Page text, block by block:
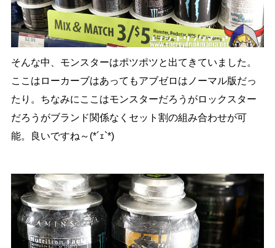
そんな中、モンスターはポツポツと出てきていました。
ここはローカーブはあってもアブゼロはノーマル版だっ
たり。ちなみにここはモンスターだろうがロックスター
だろうがブランド関係なくセット割の組み合わせが可
能。良いですね～(*´ｪ`*)